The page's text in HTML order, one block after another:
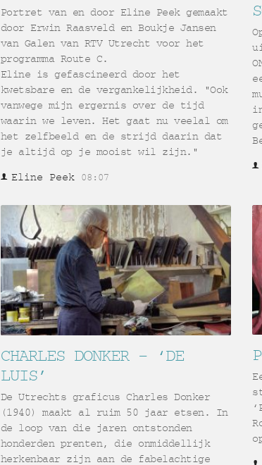
Portret van en door Eline Peek gemaakt
door Erwin Raasveld en Boukje Jansen
van Galen van RTV Utrecht voor het
programma Route C.
Eline is gefascineerd door het
kwetsbare en de vergankelijkheid. "Ook
vanwege mijn ergernis over de tijd
waarin we leven. Het gaat nu veelal om
het zelfbeeld en de strijd daarin dat
je altijd op je mooist wil zijn."
Eline Peek 08:07
CHARLES DONKER – ‘DE
LUIS’
De Utrechts graficus Charles Donker
(1940) maakt al ruim 50 jaar etsen. In
de loop van die jaren ontstonden
honderden prenten, die onmiddellijk
herkenbaar zijn aan de fabelachtige